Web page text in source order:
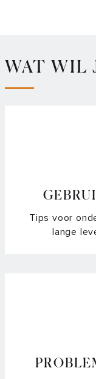
WAT WIL
Tips voor
lange